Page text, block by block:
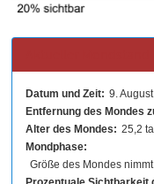
Datum und Zeit: 9.
Entfernung des Mondes
Alter des Mondes: 25,2
Mondphase:
Größe des Mondes